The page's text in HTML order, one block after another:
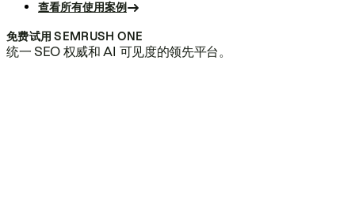
查看所有使用案例
免费试用 SEMRUSH ONE
统一 SEO 权威和 AI 可见度的领先平台。